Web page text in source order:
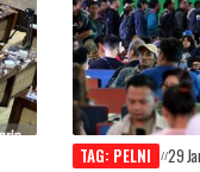
TAG: PELNI 29